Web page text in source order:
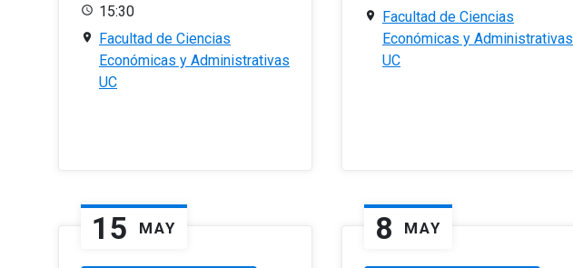
15:30
Facultad de Ciencias
Económicas y Administrativas
UC
Facultad de Ciencias
Económicas y Administrativas
UC
15 MAY 8 MAY